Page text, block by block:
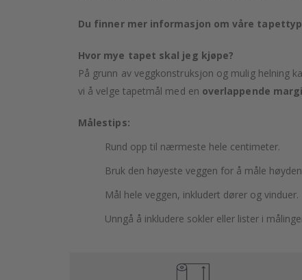
Du finner mer informasjon om våre
Hvor mye tapet skal jeg kjøpe?
På grunn av veggkonstruksjon og mulig helning
vi å velge tapetmål med en overlappende
Målestips:
Rund opp til nærmeste hele centimeter.
Bruk den høyeste veggen for å måle
Mål hele veggen, inkludert dører og vinduer.
Unngå å inkludere sokler eller lister i